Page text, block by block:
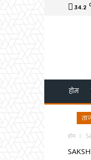
34.2
होम
होम